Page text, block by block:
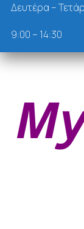
Δευτέρα –
9:00 – 14:30